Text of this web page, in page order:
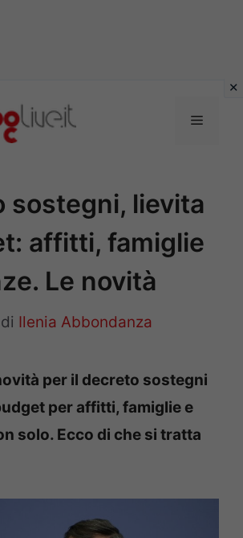
Menu
sostegni, lievita
affitti, famiglie
Le novità
di Ilenia Abbondanza
per il decreto sostegni
per affitti, famiglie e
solo. Ecco di che si tratta